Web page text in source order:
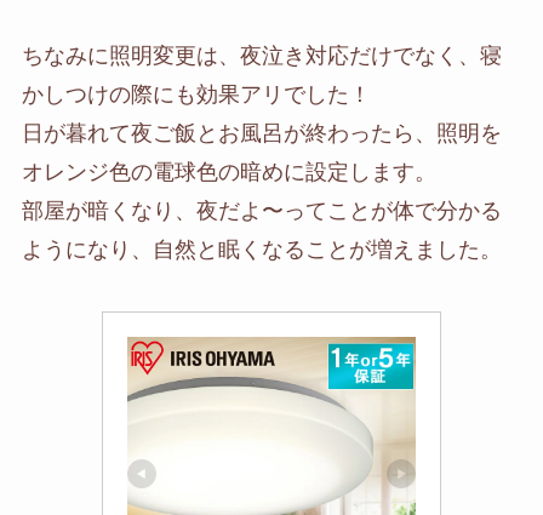
ちなみに照明変更は、夜泣き対応だけでなく、寝
かしつけの際にも効果アリでした！
日が暮れて夜ご飯とお風呂が終わったら、照明を
オレンジ色の電球色の暗めに設定します。
部屋が暗くなり、夜だよ〜ってことが体で分かる
ようになり、自然と眠くなることが増えました。